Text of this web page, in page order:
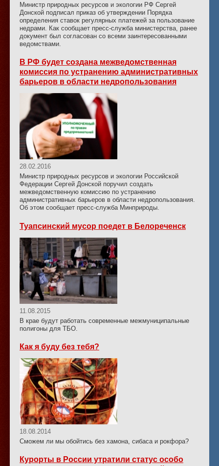
Министр природных ресурсов и экологии РФ Сергей
Донской подписал приказ об утверждении Порядка
определения ставок регулярных платежей за пользование
недрами. Как сообщает пресс-служба министерства, ранее
документ был согласован со всеми заинтересованными
ведомствами.
В РФ будет создана межведомственная
комиссия по устранению административных
барьеров в области недропользования
28.02.2016
Министр природных ресурсов и экологии Российской
Федерации Сергей Донской поручил создать
межведомственную комиссию по устранению
административных барьеров в области недропользования.
Об этом сообщает пресс-служба Минприроды.
Туапсинский мусор поедет в Белореченск
11.08.2015
В крае будут работать современные межмуниципальные
полигоны для ТБО.
Как я буду без тебя?
18.08.2014
Сможем ли мы обойтись без хамона, сибаса и рокфора?
Курорты в России утратили статус особо